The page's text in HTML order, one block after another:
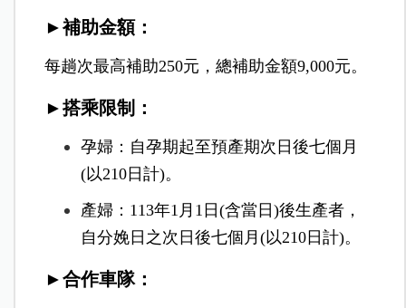
►補助金額：
每趟次最高補助250元，總補助金額9,000元。
►搭乘限制：
孕婦：自孕期起至預產期次日後七個月
(以210日計)。
產婦：113年1月1日(含當日)後生產者，
自分娩日之次日後七個月(以210日計)。
►合作車隊：